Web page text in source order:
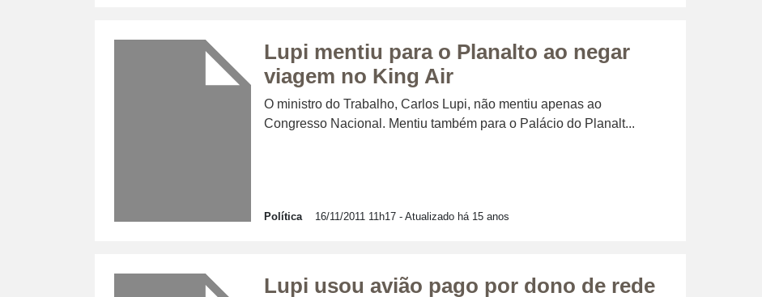
Lupi mentiu para o Planalto ao negar
viagem no King Air
O ministro do Trabalho, Carlos Lupi, não mentiu apenas ao
Congresso Nacional. Mentiu também para o Palácio do Planalt...
Política 16/11/2011 11h17- Atualizado há 15 anos
Lupi usou avião pago por dono de rede